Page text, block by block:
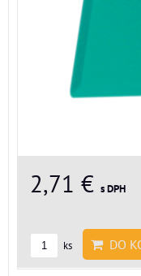
2,71 € s DPH
ks DO